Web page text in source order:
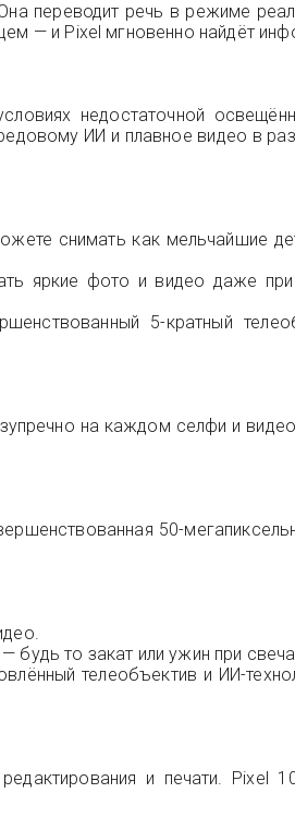
переводит речь в режиме
— и Pixel мгновенно найдёт
недостаточной
ИИ и плавное видео в
снимать как мельчайшие
яркие фото и видео даже
5-кратный
на каждом селфи и
50-
то закат или ужин при
телеобъектив и ИИ-
и печати. Pixel